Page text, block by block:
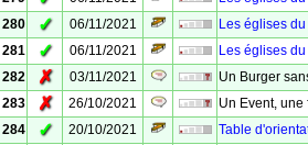
280
✓ 06/11/2021
Les églises
281
✓ 06/11/2021
Les églises
282
✗ 03/11/2021
Un Burger
283
✗ 26/10/2021
Un Event,
284
✓ 20/10/2021
Table